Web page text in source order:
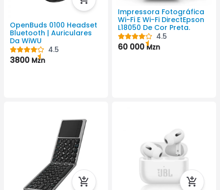
OpenBuds 0100 Headset
Bluetooth | Auriculares
Da WiWU
4.5
3800 Mzn
Impressora Fotográfica
Wi-Fi E Wi-Fi DirectEpson
L18050 De Cor Preta.
4.5
60 000Mzn